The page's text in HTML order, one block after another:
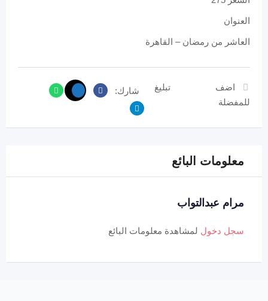
العنوان
العاشر من رمضان – القاهرة
اضف
للمفضلة
تبليغ شارك:
معلومات البائع
مرام عبدالتواب
سجل دخول لمشاهدة معلومات البائع